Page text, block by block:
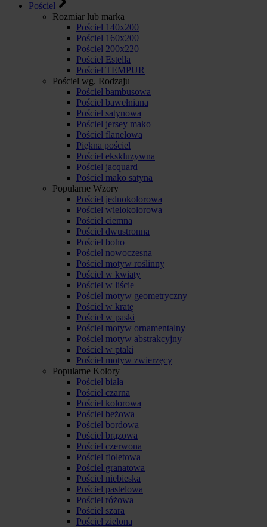
Pościel
Rozmiar lub marka
Pościel 140x200
Pościel 160x200
Pościel 200x220
Pościel Estella
Pościel TEMPUR
Pościel wg. Rodzaju
Pościel bambusowa
Pościel bawełniana
Pościel satynowa
Pościel jersey mako
Pościel flanelowa
Piękna pościel
Pościel ekskluzywna
Pościel jacquard
Pościel mako satyna
Popularne Wzory
Pościel jednokolorowa
Pościel wielokolorowa
Pościel ciemna
Pościel dwustronna
Pościel boho
Pościel nowoczesna
Pościel motyw roślinny
Pościel w kwiaty
Pościel w liście
Pościel motyw geometryczny
Pościel w kratę
Pościel w paski
Pościel motyw ornamentalny
Pościel motyw abstrakcyjny
Pościel w ptaki
Pościel motyw zwierzęcy
Popularne Kolory
Pościel biała
Pościel czarna
Pościel kolorowa
Pościel beżowa
Pościel bordowa
Pościel brązowa
Pościel czerwona
Pościel fioletowa
Pościel granatowa
Pościel niebieska
Pościel pastelowa
Pościel różowa
Pościel szara
Pościel zielona